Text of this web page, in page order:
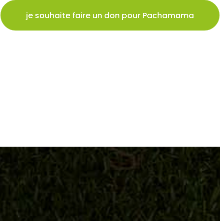
je souhaite faire un don pour Pachamama